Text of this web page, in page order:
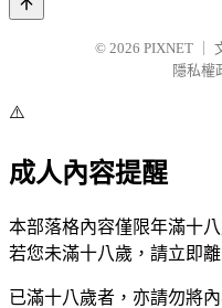
© 2026 PIXNET
隱私權
⚠️
成人內容提醒
本部落格內容僅限年滿十八
若您未滿十八歲，請立即離
已滿十八歲者，亦請勿將